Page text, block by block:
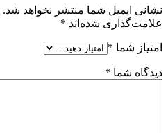
نشانی ایمیل شما منتشر نخواهد شد.
علامت‌گذاری شده‌اند *
امتیاز شما *
دیدگاه شما *